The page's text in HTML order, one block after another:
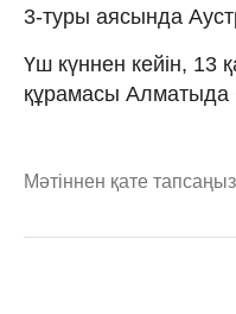
3-туры аясында
Үш күннен кейін, 13
құрамасы
Мәтіннен қате